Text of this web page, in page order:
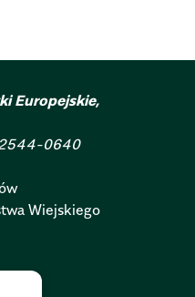
Europejskie,
2544-0640
Wiejskiego